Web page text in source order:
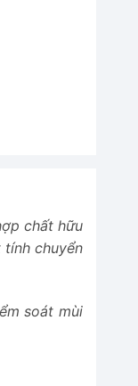
chất hữu
chuyển
soát mùi